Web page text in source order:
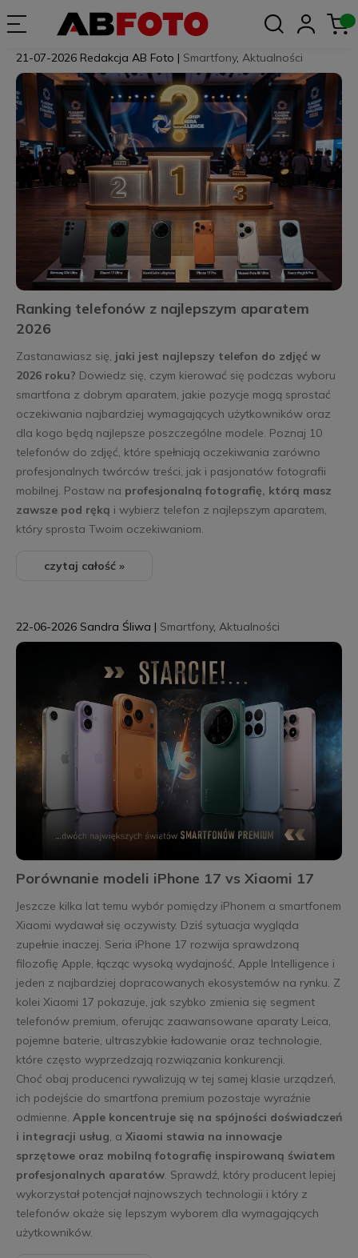
Ranking telefonów z najlepszym aparatem
2026
21-07-2026 Redakcja AB Foto | Smartfony, Aktualności
Zastanawiasz się, jaki jest najlepszy telefon do zdjęć w
2026 roku? Dowiedz się, czym kierować się podczas wyboru
smartfona z dobrym aparatem, jakie pozycje mogą sprostać
oczekiwania najbardziej wymagających użytkowników oraz
dla kogo będą najlepsze poszczególne modele. Poznaj 10
telefonów do zdjęć, które spełniają oczekiwania zarówno
profesjonalnych twórców treści, jak i pasjonatów fotografii
mobilnej. Postaw na profesjonalną fotografię, którą masz
zawsze pod ręką i wybierz telefon z najlepszym aparatem,
który sprosta Twoim oczekiwaniom.
czytaj całość »
Porównanie modeli iPhone 17 vs Xiaomi 17
22-06-2026 Sandra Śliwa | Smartfony, Aktualności
Jeszcze kilka lat temu wybór pomiędzy iPhonem a smartfonem
Xiaomi wydawał się oczywisty. Dziś sytuacja wygląda
zupełnie inaczej. Seria iPhone 17 rozwija sprawdzoną
filozofię Apple, łącząc wysoką wydajność, Apple Intelligence i
jeden z najbardziej dopracowanych ekosystemów na rynku. Z
kolei Xiaomi 17 pokazuje, jak szybko zmienia się segment
telefonów premium, oferując zaawansowane aparaty Leica,
pojemne baterie, ultraszybkie ładowanie oraz technologie,
które często wyprzedzają rozwiązania konkurencji.
Choć obaj producenci rywalizują w tej samej klasie urządzeń,
ich podejście do smartfona premium pozostaje wyraźnie
odmienne. Apple koncentruje się na spójności doświadczeń
i integracji usług , a Xiaomi stawia na innowacje
sprzętowe oraz mobilną fotografię inspirowaną światem
profesjonalnych aparatów. Sprawdź, który producent lepiej
wykorzystał potencjał najnowszych technologii i który z
telefonów okaże się lepszym wyborem dla wymagających
użytkowników.